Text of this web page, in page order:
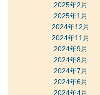
2025年2月
2025年1月
2024年12月
2024年11月
2024年9月
2024年8月
2024年7月
2024年6月
2024年4月